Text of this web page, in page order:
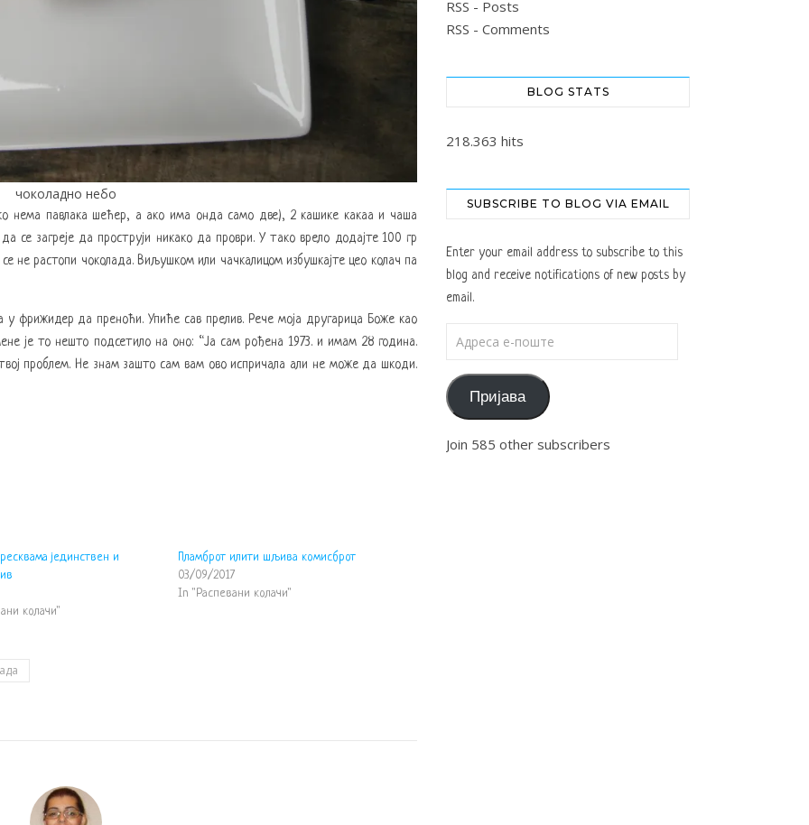
чоколадно небо
нема павлака шећер, а ако има онда само две), 2 кашике какаа и чаша
се загреје да проструји никако да проври. У тако врело додајте 100 гр
не растопи чоколада. Виљушком или чачкалицом избушкајте цео колач па
фрижидер да преноћи. Упиће сав прелив. Рече моја другарица Боже као
је то нешто подсетило на оно: “Ја сам рођена 1973. и имам 28 година.
проблем. Не знам зашто сам вам ово испричала али не може да шкоди.
јединствен и
колачи"
Пламброт илити шљива комисброт
03/09/2017
In "Распевани колачи"
RSS - Posts
RSS - Comments
BLOG STATS
218.363 hits
SUBSCRIBE TO BLOG VIA EMAIL
Enter your email address to subscribe to this
blog and receive notifications of new posts by
email.
Пријава
Join 585 other subscribers